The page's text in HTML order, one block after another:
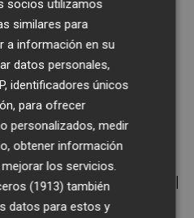
carrera, Marc
y no tardó en
problemas de
el resto. El de
solo Austin, firmó
ocho carreras hasta
sigue siendo el rival
campeón en Lusail
socios utilizamos
similares para
a información en su
datos personales,
identificadores únicos
para ofrecer
personalizados, medir
obtener información
los servicios.
(1913) también
datos para estos y